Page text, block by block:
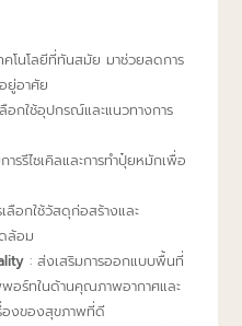
คโนโลยีที่ทันสมัย มาช่วยลดการ
ยู่อาศัย
ลือกใช้อุปกรณ์และแนวทางการ
ารรีไซเคิลและการทําปุ๋ยหมักเพื่อ
เลือกใช้วัสดุก่อสร้างและ
ล้อม
: ส่งเสริมการออกแบบพื้นที่
อร์ทในด้านคุณภาพอากาศและ
องของสุขภาพที่ดี